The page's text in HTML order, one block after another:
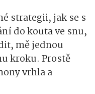
strategii, jak se s
do kouta ve snu,
mě jednou
kroku. Prostě
vrhla a